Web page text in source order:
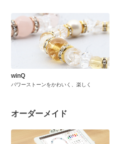
winQ
パワーストーンをかわいく、楽しく
オーダーメイド